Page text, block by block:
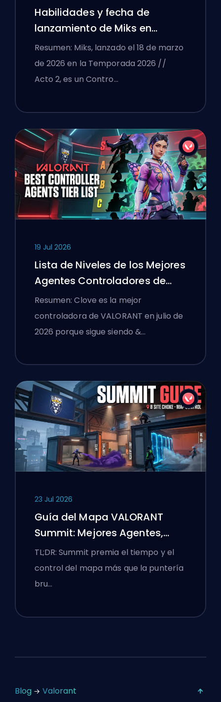
Habilidades y fecha de
lanzamiento de Miks en
VALORANT explicadas
Resumen: Miks, lanzado el 18 de marzo
de 2026 en la Temporada 2026 //
Acto 2, es un Contro…
19 Jul 2026
Lista de Niveles de los Mejores
Agentes Controladores de
VALORANT
Resumen: Clove es la mejor
controladora de VALORANT en julio de
2026 porque sigue siendo &…
23 Jul 2026
Guía del Mapa VALORANT
Summit: Mejores Agentes,
Llamadas y Humos
TL;DR: Summit premia el tiempo y el
control del mapa más que la puntería
bru…
Blog Valorant